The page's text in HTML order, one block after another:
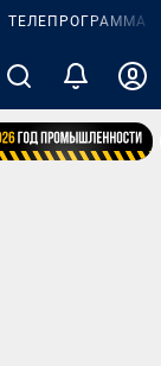
ТЕЛЕПРОГРАММА